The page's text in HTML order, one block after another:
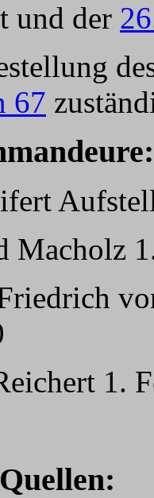
und der
67
Macholz
1.